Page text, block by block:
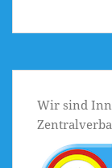
Wir sind